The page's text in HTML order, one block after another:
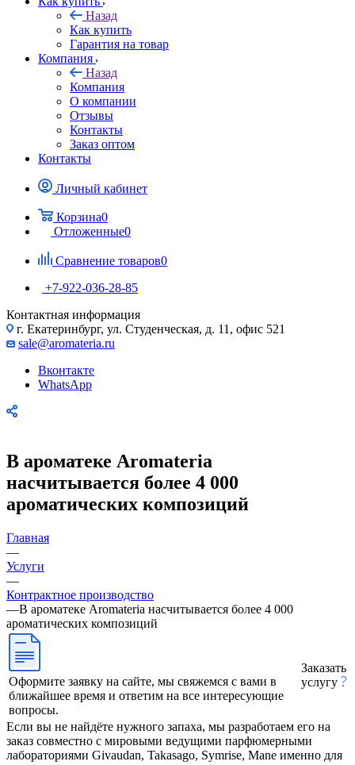
Назад
Как купить
Гарантия на товар
Компания
Назад
Компания
О компании
Отзывы
Контакты
Заказ оптом
Контакты
Личный кабинет
Корзина0
Отложенные0
Сравнение товаров0
+7-922-036-28-85
Контактная информация
г. Екатеринбург, ул. Студенческая, д. 11, офис 521
sale@aromateria.ru
Вконтакте
WhatsApp
В ароматеке Aromateria
насчитывается более 4 000
ароматических композиций
Главная
—
Услуги
—
Контрактное производство
—В ароматеке Aromateria насчитывается более 4 000
ароматических композиций
Оформите заявку на сайте, мы свяжемся с вами в
ближайшее время и ответим на все интересующие
вопросы.
Заказать
услугу
Если вы не найдёте нужного запаха, мы разработаем его на
заказ совместно с мировыми ведущими парфюмерными
лабораториями Givaudan, Takasago, Symrise, Mane именно для